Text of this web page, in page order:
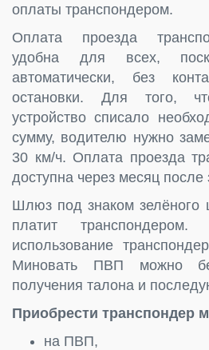
оплаты транспондером.
Оплата проезда
удобна для всех,
автоматически, без
остановки. Для того,
устройство списало
сумму, водителю нужно
30 км/ч. Оплата проезда
доступна через месяц
Шлюз под знаком зелёного
платит
использование
Миновать ПВП можно
получения талона и
Приобрести транспондер
на ПВП,